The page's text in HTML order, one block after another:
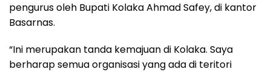
pengurus oleh Bupati Kolaka Ahmad Safey, di kantor
Basarnas.
“Ini merupakan tanda kemajuan di Kolaka. Saya
berharap semua organisasi yang ada di teritori